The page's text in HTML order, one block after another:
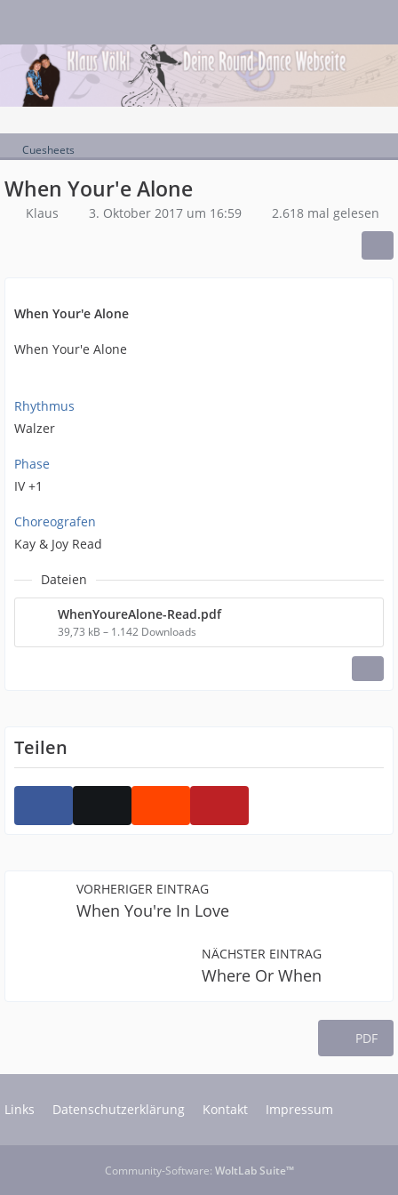
Cuesheets
When Your'e Alone
Klaus 3. Oktober 2017 um 16:59 2.618 mal gelesen
When Your'e Alone
When Your'e Alone
Rhythmus
Walzer
Phase
IV +1
Choreografen
Kay & Joy Read
Dateien
WhenYoureAlone-Read.pdf
39,73 kB – 1.142 Downloads
Teilen
VORHERIGER EINTRAG
When You're In Love
NÄCHSTER EINTRAG
Where Or When
PDF
Links Datenschutzerklärung Kontakt Impressum
Community-Software: WoltLab Suite™